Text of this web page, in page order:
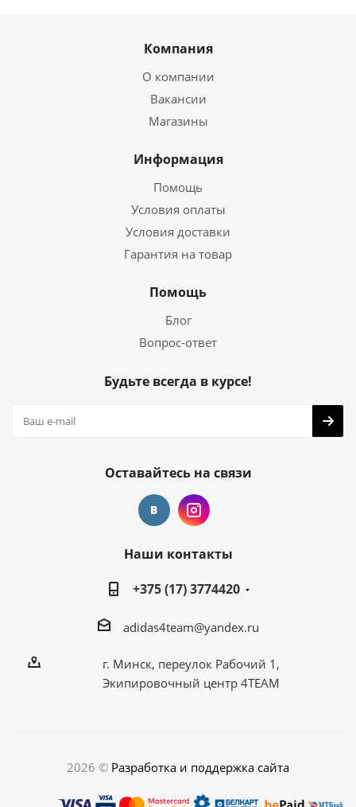
Компания
О компании
Вакансии
Магазины
Информация
Помощь
Условия оплаты
Условия доставки
Гарантия на товар
Помощь
Блог
Вопрос-ответ
Будьте всегда в курсе!
Оставайтесь на связи
Наши контакты
+375 (17) 3774420
adidas4team@yandex.ru
г. Минск, переулок Рабочий 1,
Экипировочный центр 4TEAM
2026 © Разработка и поддержка сайта